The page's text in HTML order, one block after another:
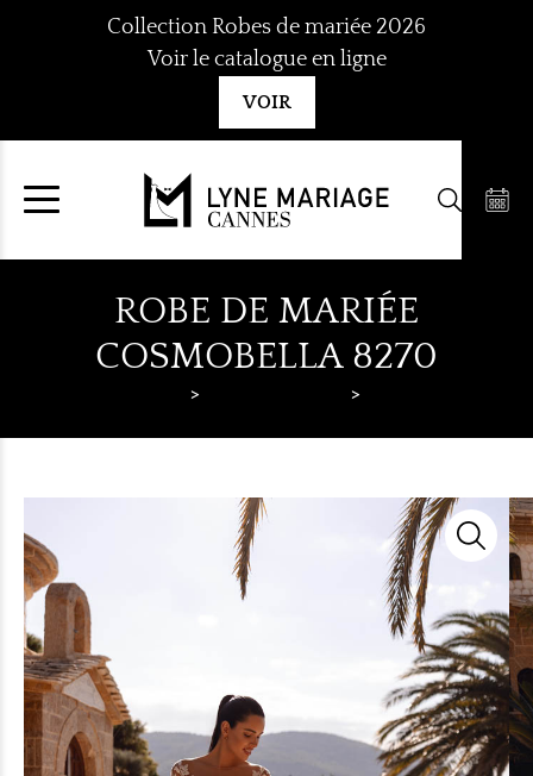
Collection Robes de mariée 2026
Voir le catalogue en ligne
VOIR
ROBE DE MARIÉE
COSMOBELLA 8270